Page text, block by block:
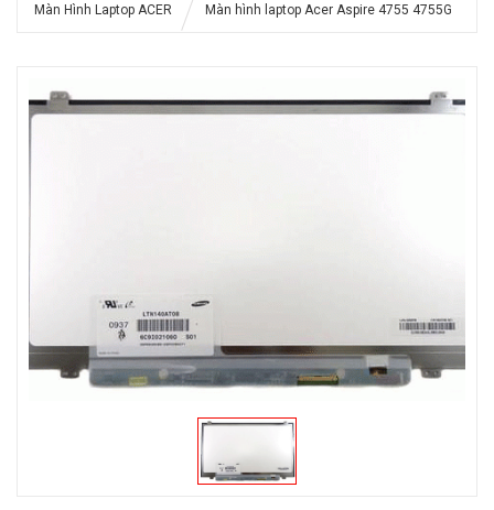
Màn Hình Laptop ACER Màn hình laptop Acer Aspire 4755 4755G